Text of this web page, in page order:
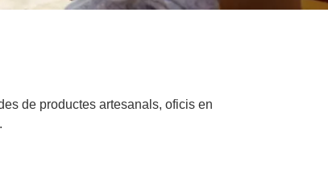
de productes artesanals, oficis en